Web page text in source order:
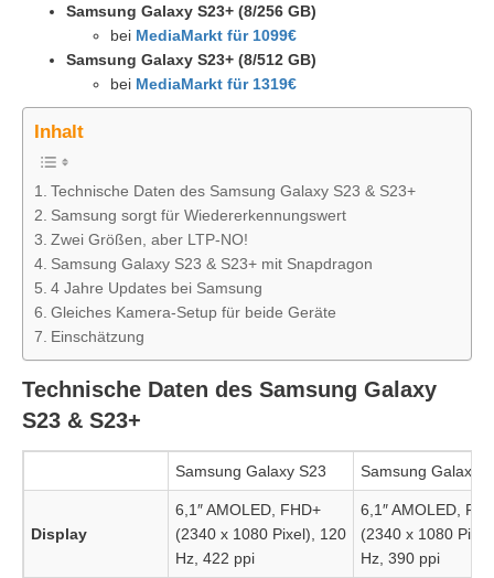
Samsung Galaxy S23+ (8/256 GB)
bei MediaMarkt für 1099€
Samsung Galaxy S23+ (8/512 GB)
bei MediaMarkt für 1319€
Inhalt
Technische Daten des Samsung Galaxy S23 & S23+
Samsung sorgt für Wiedererkennungswert
Zwei Größen, aber LTP-NO!
Samsung Galaxy S23 & S23+ mit Snapdragon
4 Jahre Updates bei Samsung
Gleiches Kamera-Setup für beide Geräte
Einschätzung
Technische Daten des Samsung Galaxy
S23 & S23+
Samsung Galaxy S23 Samsung Galaxy
Display
6,1″ AMOLED, FHD+
(2340 x 1080 Pixel), 120
Hz, 422 ppi
6,1″ AMOLED,
(2340 x 1080
Hz, 390 ppi